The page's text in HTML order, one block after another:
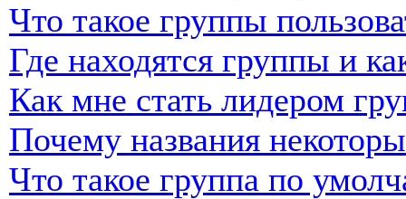
Что такое группы
Где находятся группы и
Как мне стать лидером
Почему названия
Что такое группа по